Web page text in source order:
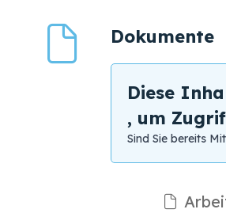
Dokumente
Diese
, um
Sind Sie bereits